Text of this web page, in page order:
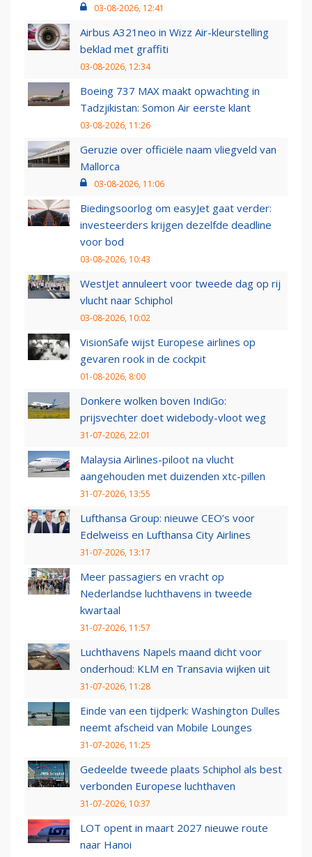
03-08-2026, 12:41
Airbus A321neo in Wizz Air-kleurstelling
beklad met graffiti
03-08-2026, 12:34
Boeing 737 MAX maakt opwachting in
Tadzjikistan: Somon Air eerste klant
03-08-2026, 11:26
Geruzie over officiële naam vliegveld van
Mallorca
03-08-2026, 11:06
Biedingsoorlog om easyJet gaat verder:
investeerders krijgen dezelfde deadline
voor bod
03-08-2026, 10:43
WestJet annuleert voor tweede dag op rij
vlucht naar Schiphol
03-08-2026, 10:02
VisionSafe wijst Europese airlines op
gevaren rook in de cockpit
01-08-2026, 8:00
Donkere wolken boven IndiGo:
prijsvechter doet widebody-vloot weg
31-07-2026, 22:01
Malaysia Airlines-piloot na vlucht
aangehouden met duizenden xtc-pillen
31-07-2026, 13:55
Lufthansa Group: nieuwe CEO’s voor
Edelweiss en Lufthansa City Airlines
31-07-2026, 13:17
Meer passagiers en vracht op
Nederlandse luchthavens in tweede
kwartaal
31-07-2026, 11:57
Luchthavens Napels maand dicht voor
onderhoud: KLM en Transavia wijken uit
31-07-2026, 11:28
Einde van een tijdperk: Washington Dulles
neemt afscheid van Mobile Lounges
31-07-2026, 11:25
Gedeelde tweede plaats Schiphol als best
verbonden Europese luchthaven
31-07-2026, 10:37
LOT opent in maart 2027 nieuwe route
naar Hanoi